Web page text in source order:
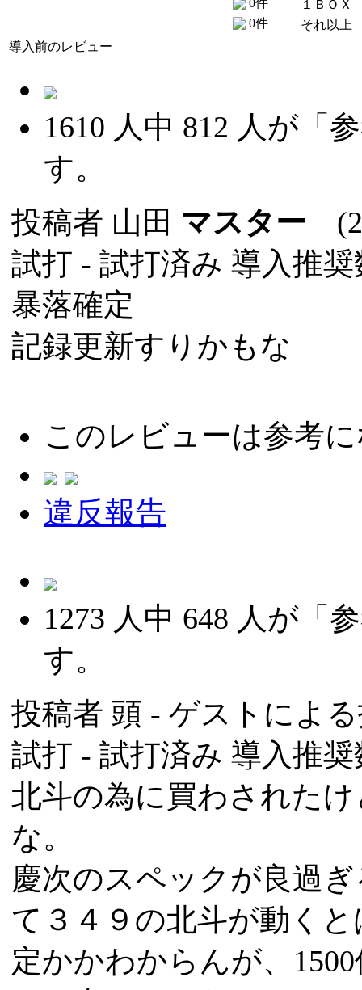
0件
１ＢＯＸ
それ以上
導入前のレビュー
1610 人中 812 人が「
す。
投稿者 山田 マスター
試打 - 試打済み 導入推
暴落確定
記録更新すりかもな
このレビューは参考
違反報告
1273 人中 648 人が「
す。
投稿者 頭 - ゲストによ
試打 - 試打済み 導入推
北斗の為に買わされた
な。
慶次のスペックが良過
て３４９の北斗が動く
定かかわからんが、